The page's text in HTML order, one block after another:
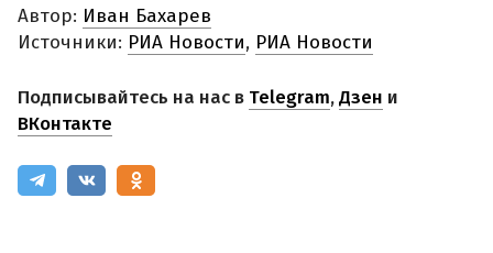
Автор: Иван Бахарев
Источники: РИА Новости, РИА Новости
Подписывайтесь на нас в Telegram,Дзен и
ВКонтакте